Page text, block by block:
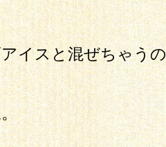
イスと混ぜちゃう